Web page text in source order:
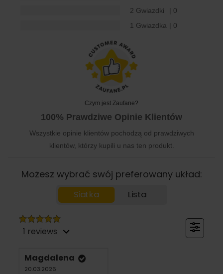
2 Gwiazdki
| 0
1 Gwiazdka | 0
Czym jest Zaufane?
100% Prawdziwe Opinie Klientów
Wszystkie opinie klientów pochodzą od prawdziwych
klientów, którzy kupili u nas ten produkt.
Możesz wybrać swój preferowany układ:
Siatka Lista
1 reviews
Magdalena
20.03.2026